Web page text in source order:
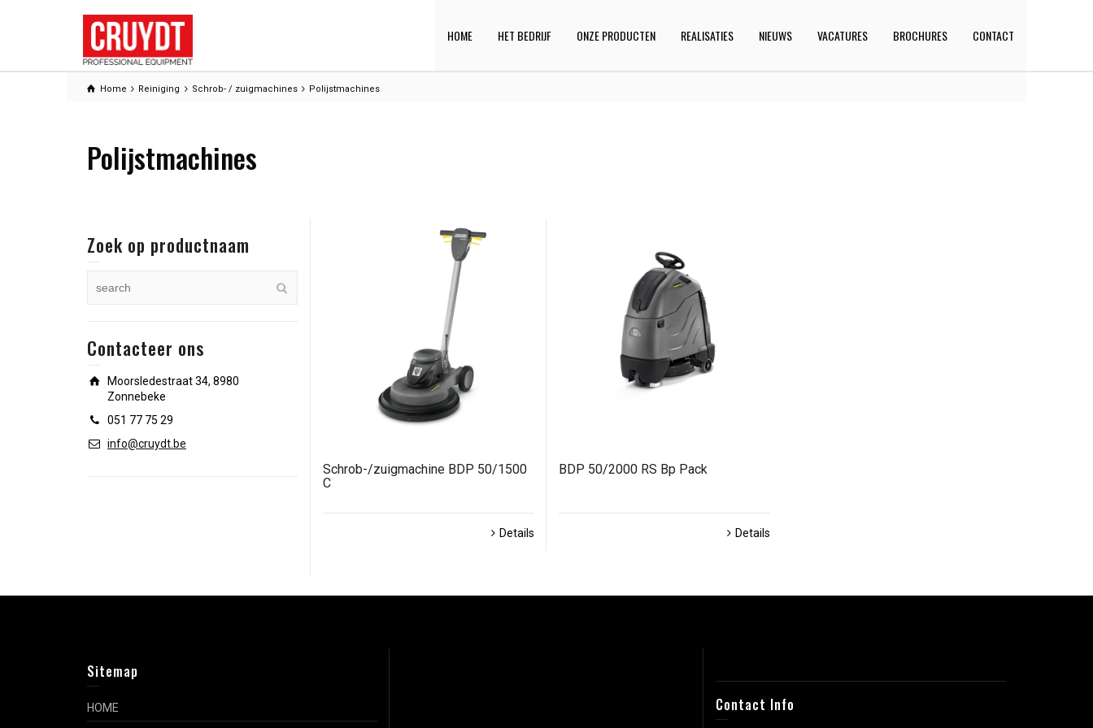
HOME HET BEDRIJF ONZE PRODUCTEN REALISATIES NIEUWS VACATURES BROCHURES CONTACT
Home Reiniging Schrob- / zuigmachines Polijstmachines
Polijstmachines
Schrob-/zuigmachine BDP 50/1500
C
Details
BDP 50/2000 RS Bp Pack
Details
Zoek op productnaam
Contacteer ons
Moorsledestraat 34, 8980
Zonnebeke
051 77 75 29
info@cruydt.be
Sitemap
HOME Contact Info